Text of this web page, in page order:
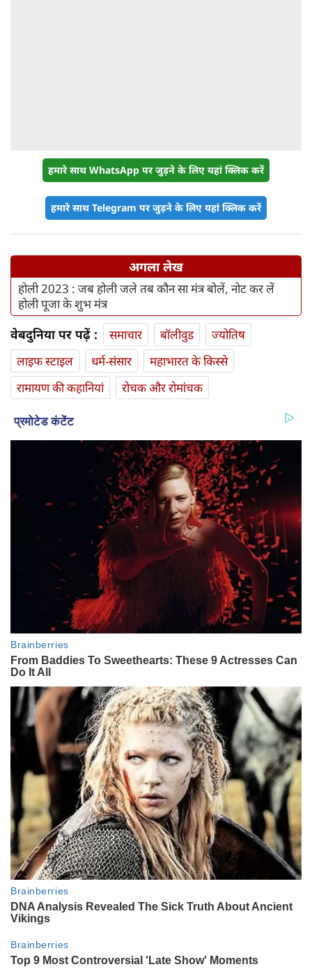
हमारे साथ WhatsApp पर जुड़ने के लिए यहां क्लिक करें
हमारे साथ Telegram पर जुड़ने के लिए यहां क्लिक करें
अगला लेख
होली 2023 : जब होली जले तब कौन सा मंत्र बोलें, नोट कर लें
होली पूजा के शुभ मंत्र
वेबदुनिया पर पढ़ें : समाचार बॉलीवुड
ज्योतिष
लाइफ स्‍टाइल
धर्म-संसार
महाभारत के किस्से
रामायण की कहानियां
रोचक और रोमांचक